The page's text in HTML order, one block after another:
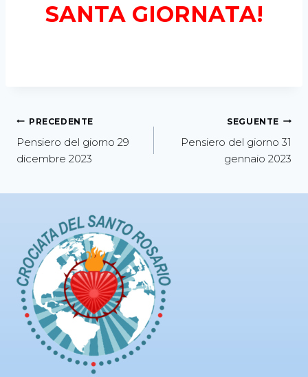
SANTA GIORNATA!
PRECEDENTE
Pensiero del giorno 29
dicembre 2023
SEGUENTE
Pensiero del giorno 31
gennaio 2023